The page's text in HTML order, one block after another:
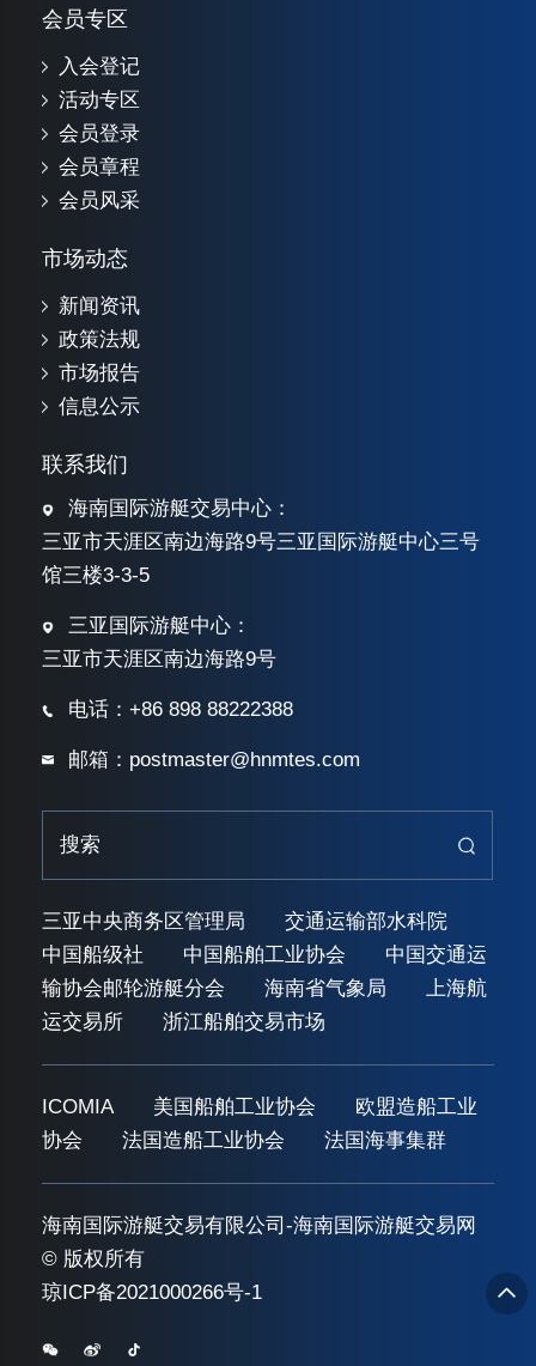
会员专区
入会登记
活动专区
会员登录
会员章程
会员风采
市场动态
新闻资讯
政策法规
市场报告
信息公示
联系我们
海南国际游艇交易中心：
三亚市天涯区南边海路9号三亚国际游艇中心三号
馆三楼3-3-5
三亚国际游艇中心：
三亚市天涯区南边海路9号
电话：+86 898 88222388
邮箱：postmaster@hnmtes.com
三亚中央商务区管理局
交通运输部水科院
中国船级社
中国船舶工业协会
中国交通运
输协会邮轮游艇分会
海南省气象局
上海航
运交易所
浙江船舶交易市场
ICOMIA 美国船舶工业协会
欧盟造船工业
协会
法国造船工业协会 法国海事集群
海南国际游艇交易有限公司-海南国际游艇交易网
© 版权所有
琼ICP备2021000266号-1